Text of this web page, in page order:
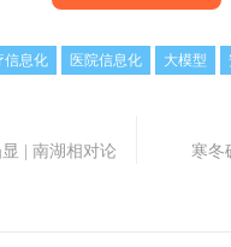
信息化 医院信息化 大模型
| 南湖相对论
寒冬